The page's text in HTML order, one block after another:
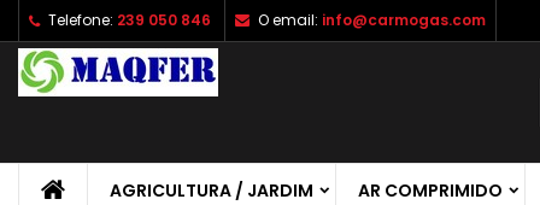
Telefone: 239 050 846 O email: info@carmogas.com
AGRICULTURA / JARDIM AR COMPRIMIDO